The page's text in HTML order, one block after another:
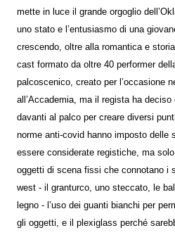
mette in luce il grande orgoglio
uno stato e l’entusiasmo di una
crescendo, oltre alla romantica e storia
cast formato da oltre 40 performer
palcoscenico, creato per l’occasione
all’Accademia, ma il regista ha
davanti al palco per creare diversi
norme anti-covid hanno imposto delle
essere considerate registiche, ma
oggetti di scena fissi che connotano i
west - il granturco, uno steccato, le
legno - l’uso dei guanti bianchi per
gli oggetti, e il plexiglass perché